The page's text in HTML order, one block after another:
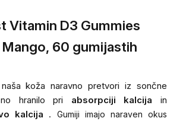
Vitamin D3 Gummies
60 gumijastih
koža naravno pretvori iz sončne
hranilo pri absorpciji kalcija in
kalcija . Gumiji imajo naraven okus